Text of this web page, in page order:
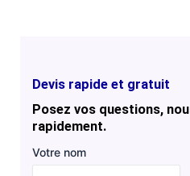
Devis rapide et gratuit
Posez vos questions,
rapidement.
Votre nom